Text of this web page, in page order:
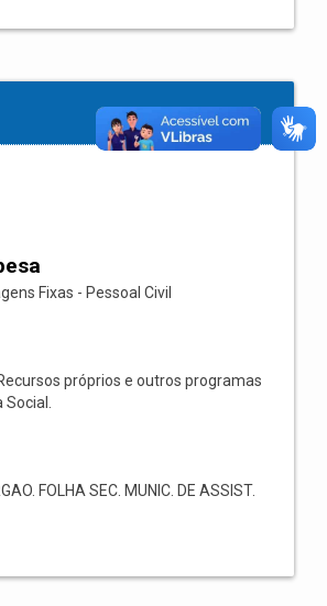
Fixas - Pessoal Civil
próprios e outros programas
FOLHA SEC. MUNIC. DE ASSIST.